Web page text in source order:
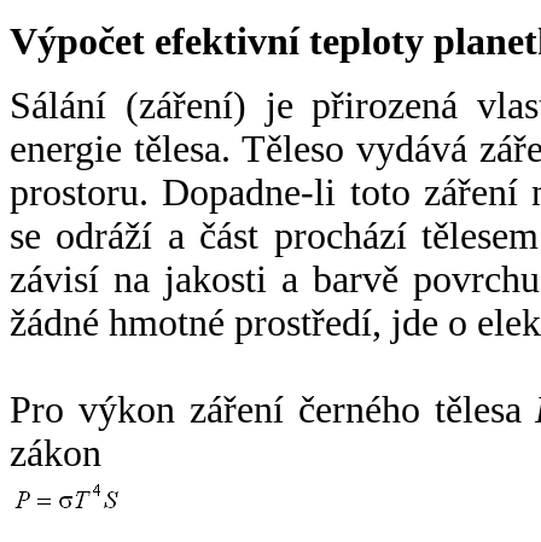
Výpočet efektivní teploty
Sálání (záření) je přirozená
energie tělesa. Těleso vydává
prostoru. Dopadne-li toto záření
se odráží a část prochází
závisí na jakosti a barvě
žádné hmotné prostředí, jde o
Pro výkon záření černého tělesa
zákon